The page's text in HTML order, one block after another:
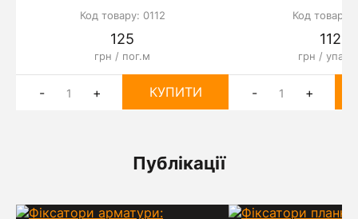
Код товару: 0112
125
грн / пог.м
- + КУПИТИ
Код товару:
1124
грн /
- +
Публікації